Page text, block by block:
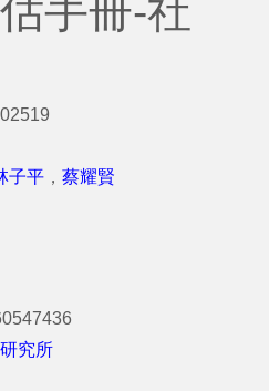
手冊-社
子平 ， 蔡耀賢
究所